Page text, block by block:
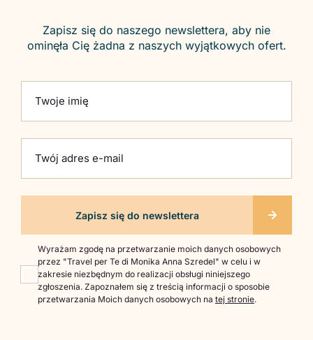
Zapisz się do naszego newslettera, aby nie
ominęła Cię żadna z naszych wyjątkowych ofert.
Twoje imię
Twój adres e-mail
Wyrażam zgodę na przetwarzanie moich danych osobowych
przez "Travel per Te di Monika Anna Szredel" w celu i w
zakresie niezbędnym do realizacji obsługi niniejszego
zgłoszenia. Zapoznałem się z treścią informacji o sposobie
przetwarzania Moich danych osobowych na tej stronie.